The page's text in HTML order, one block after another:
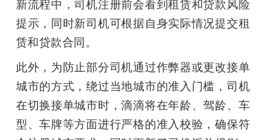
新流程中，司机注册前会看到租赁和贷款风险
提示，同时新司机可根据自身实际情况提交租
赁和贷款合同。
此外，为防止部分司机通过作弊器或更改接单
城市的方式，绕过当地城市的准入门槛，司机
在切换接单城市时，滴滴将在年龄、驾龄、车
型、车牌等方面进行严格的准入校验，确保符